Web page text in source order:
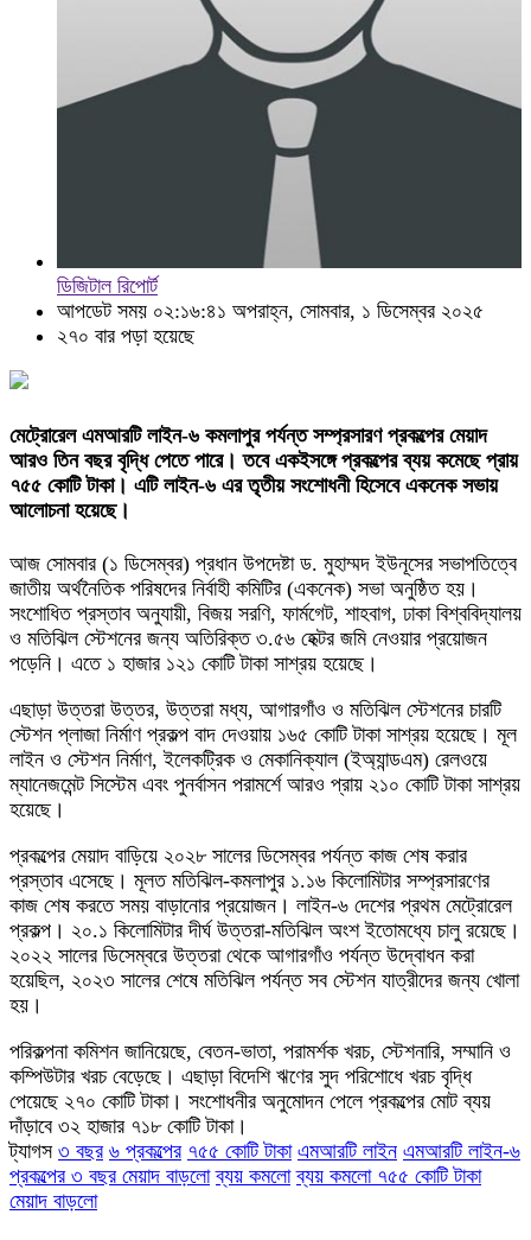
ডিজিটাল রিপোর্ট
আপডেট সময় ০২:১৬:৪১ অপরাহ্ন, সোমবার, ১ ডিসেম্বর ২০২৫
২৭০ বার পড়া হয়েছে
মেট্রোরেল এমআরটি লাইন-৬ কমলাপুর পর্যন্ত সম্প্রসারণ প্রকল্পের মেয়াদ
আরও তিন বছর বৃদ্ধি পেতে পারে। তবে একইসঙ্গে প্রকল্পের ব্যয় কমেছে প্রায়
৭৫৫ কোটি টাকা। এটি লাইন-৬ এর তৃতীয় সংশোধনী হিসেবে একনেক সভায়
আলোচনা হয়েছে।
আজ সোমবার (১ ডিসেম্বর) প্রধান উপদেষ্টা ড. মুহাম্মদ ইউনূসের সভাপতিত্বে
জাতীয় অর্থনৈতিক পরিষদের নির্বাহী কমিটির (একনেক) সভা অনুষ্ঠিত হয়।
সংশোধিত প্রস্তাব অনুযায়ী, বিজয় সরণি, ফার্মগেট, শাহবাগ, ঢাকা বিশ্ববিদ্যালয়
ও মতিঝিল স্টেশনের জন্য অতিরিক্ত ৩.৫৬ হেক্টর জমি নেওয়ার প্রয়োজন
পড়েনি। এতে ১ হাজার ১২১ কোটি টাকা সাশ্রয় হয়েছে।
এছাড়া উত্তরা উত্তর, উত্তরা মধ্য, আগারগাঁও ও মতিঝিল স্টেশনের চারটি
স্টেশন প্লাজা নির্মাণ প্রকল্প বাদ দেওয়ায় ১৬৫ কোটি টাকা সাশ্রয় হয়েছে। মূল
লাইন ও স্টেশন নির্মাণ, ইলেকট্রিক ও মেকানিক্যাল (ইঅ্যান্ডএম) রেলওয়ে
ম্যানেজমেন্ট সিস্টেম এবং পুনর্বাসন পরামর্শে আরও প্রায় ২১০ কোটি টাকা সাশ্রয়
হয়েছে।
প্রকল্পের মেয়াদ বাড়িয়ে ২০২৮ সালের ডিসেম্বর পর্যন্ত কাজ শেষ করার
প্রস্তাব এসেছে। মূলত মতিঝিল-কমলাপুর ১.১৬ কিলোমিটার সম্প্রসারণের
কাজ শেষ করতে সময় বাড়ানোর প্রয়োজন। লাইন-৬ দেশের প্রথম মেট্রোরেল
প্রকল্প। ২০.১ কিলোমিটার দীর্ঘ উত্তরা-মতিঝিল অংশ ইতোমধ্যে চালু রয়েছে।
২০২২ সালের ডিসেম্বরে উত্তরা থেকে আগারগাঁও পর্যন্ত উদ্বোধন করা
হয়েছিল, ২০২৩ সালের শেষে মতিঝিল পর্যন্ত সব স্টেশন যাত্রীদের জন্য খোলা
হয়।
পরিকল্পনা কমিশন জানিয়েছে, বেতন-ভাতা, পরামর্শক খরচ, স্টেশনারি, সম্মানি ও
কম্পিউটার খরচ বেড়েছে। এছাড়া বিদেশি ঋণের সুদ পরিশোধে খরচ বৃদ্ধি
পেয়েছে ২৭০ কোটি টাকা। সংশোধনীর অনুমোদন পেলে প্রকল্পের মোট ব্যয়
দাঁড়াবে ৩২ হাজার ৭১৮ কোটি টাকা।
ট্যাগস ৩ বছর ৬ প্রকল্পের ৭৫৫ কোটি টাকা এমআরটি লাইন এমআরটি লাইন-৬
প্রকল্পের ৩ বছর মেয়াদ বাড়লো ব্যয় কমলো ব্যয় কমলো ৭৫৫ কোটি টাকা
মেয়াদ বাড়লো